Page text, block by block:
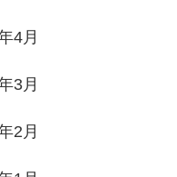
4月
3月
2月